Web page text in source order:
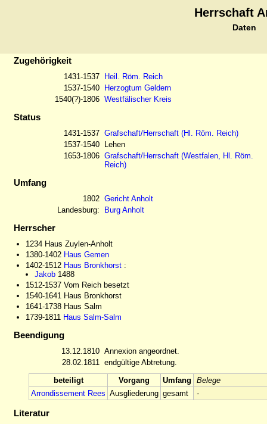
Herrschaft
Daten
Zugehörigkeit
1431-1537
Heil. Röm. Reich
1537-1540
Herzogtum Geldern
1540(?)-1806 Westfälischer Kreis
Status
1431-1537 Grafschaft/Herrschaft (Hl. Röm. Reich)
1537-1540
Lehen
1653-1806 Grafschaft/Herrschaft (Westfalen, Hl. Röm.
Reich)
Umfang
1802 Gericht Anholt
Landesburg:
Burg Anholt
Herrscher
1234 Haus Zuylen-Anholt
1380-1402 Haus Gemen
1402-1512 Haus Bronkhorst :
Jakob 1488
1512-1537 Vom Reich besetzt
1540-1641 Haus Bronkhorst
1641-1738 Haus Salm
1739-1811 Haus Salm-Salm
Beendigung
13.12.1810 Annexion angeordnet.
28.02.1811 endgültige Abtretung.
beteiligt
Vorgang Umfang
Belege
Arrondissement Rees Ausgliederung gesamt -
Literatur